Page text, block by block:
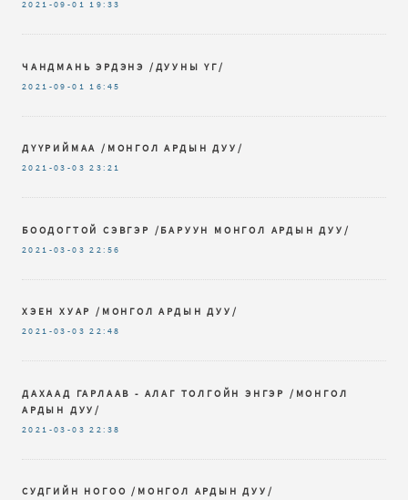
2021-09-01 19:33
ЧАНДМАНЬ ЭРДЭНЭ /ДУУНЫ ҮГ/
2021-09-01 16:45
ДҮҮРИЙМАА /МОНГОЛ АРДЫН ДУУ/
2021-03-03 23:21
БООДОГТОЙ СЭВГЭР /БАРУУН МОНГОЛ АРДЫН ДУУ/
2021-03-03 22:56
ХЭЕН ХУАР /МОНГОЛ АРДЫН ДУУ/
2021-03-03 22:48
ДАХААД ГАРЛААВ - АЛАГ ТОЛГОЙН ЭНГЭР /МОНГОЛ
АРДЫН ДУУ/
2021-03-03 22:38
СУДГИЙН НОГОО /МОНГОЛ АРДЫН ДУУ/